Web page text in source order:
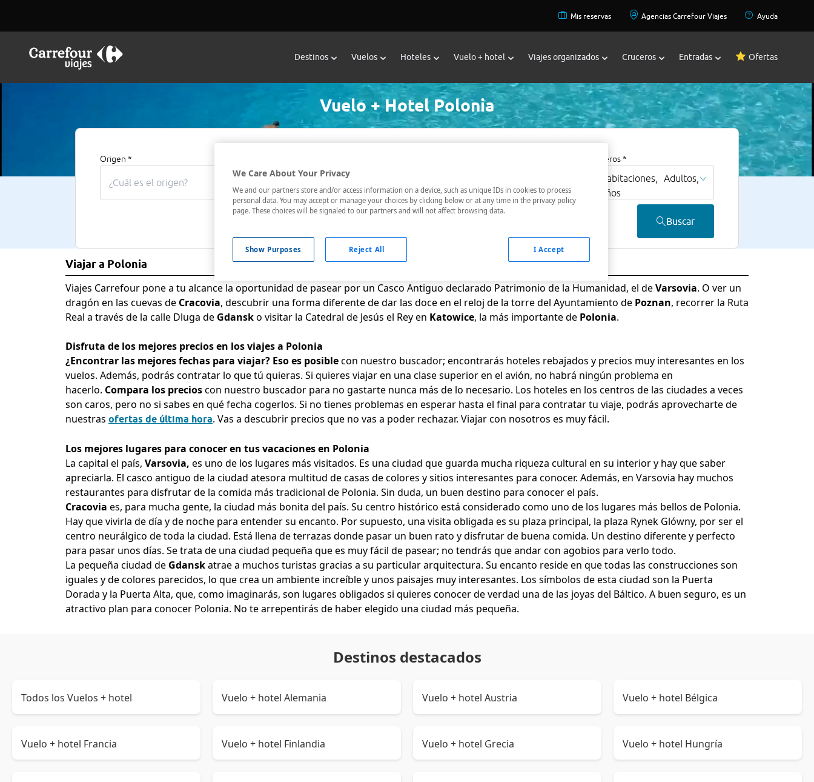
Mis reservas Agencias Carrefour Viajes Ayuda
Destinos Vuelos Hoteles Vuelo + hotel Viajes organizados Cruceros Entradas Ofertas
Vuelo + Hotel Polonia
Origen * Viajeros *
Habitaciones,
Adultos,
Niños
Buscar
Viajar a Polonia
Viajes Carrefour pone a tu alcance la oportunidad de pasear por un Casco Antiguo declarado Patrimonio de la Humanidad, el deVarsovia. O ver un
dragón en las cuevas de Cracovia, descubrir una forma diferente de dar las doce en el reloj de la torre del Ayuntamiento de Poznan, recorrer la Ruta
Real a través de la calle Dluga de Gdansko visitar la Catedral de Jesús el Rey en Katowice, la más importante de Polonia.
Disfruta de los mejores precios en los viajes a Polonia
¿Encontrar las mejores fechas para viajar? Eso es posiblecon nuestro buscador; encontrarás hoteles rebajados y precios muy interesantes en los
vuelos. Además, podrás contratar lo que tú quieras. Si quieres viajar en una clase superior en el avión, no habrá ningún problema en
hacerlo. Compara los precioscon nuestro buscador para no gastarte nunca más de lo necesario. Los hoteles en los centros de las ciudades a veces
son caros, pero no si sabes en qué fecha cogerlos. Si no tienes problemas en esperar hasta el final para contratar tu viaje, podrás aprovecharte de
nuestras ofertas de última hora. Vas a descubrir precios que no vas a poder rechazar. Viajar con nosotros es muy fácil.
Los mejores lugares para conocer en tus vacaciones en Polonia
La capital el país, Varsovia, es uno de los lugares más visitados. Es una ciudad que guarda mucha riqueza cultural en su interior y hay que saber
apreciarla. El casco antiguo de la ciudad atesora multitud de casas de colores y sitios interesantes para conocer. Además, en Varsovia hay muchos
restaurantes para disfrutar de la comida más tradicional de Polonia. Sin duda, un buen destino para conocer el país.
Cracovia es, para mucha gente, la ciudad más bonita del país. Su centro histórico está considerado como uno de los lugares más bellos de Polonia.
Hay que vivirla de día y de noche para entender su encanto. Por supuesto, una visita obligada es su plaza principal, la plaza Rynek Glówny, por ser el
centro neurálgico de toda la ciudad. Está llena de terrazas donde pasar un buen rato y disfrutar de buena comida. Un destino diferente y perfecto
para pasar unos días. Se trata de una ciudad pequeña que es muy fácil de pasear; no tendrás que andar con agobios para verlo todo.
La pequeña ciudad de Gdanskatrae a muchos turistas gracias a su particular arquitectura. Su encanto reside en que todas las construcciones son
iguales y de colores parecidos, lo que crea un ambiente increíble y unos paisajes muy interesantes. Los símbolos de esta ciudad son la Puerta
Dorada y la Puerta Alta, que, como imaginarás, son lugares obligados si quieres conocer de verdad una de las joyas del Báltico. A buen seguro, es un
atractivo plan para conocer Polonia. No te arrepentirás de haber elegido una ciudad más pequeña.
Destinos destacados
Todos los Vuelos + hotel Vuelo + hotel Alemania Vuelo + hotel Austria Vuelo + hotel Bélgica
Vuelo + hotel Francia Vuelo + hotel Finlandia Vuelo + hotel Grecia Vuelo + hotel Hungría
We Care About Your Privacy
We and our partners store and/or access information on a device, such as unique IDs in cookies to process
personal data. You may accept or manage your choices by clicking below or at any time in the privacy policy
page. These choices will be signaled to our partners and will not affect browsing data.
Show Purposes Reject All I Accept